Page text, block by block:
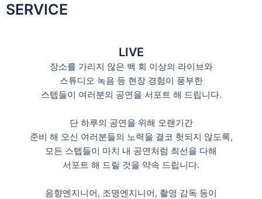
SERVICE
LIVE
장소를 가리지 않은 백 회 이상의 라이브와
스튜디오 녹음 등 현장 경험이 풍부한
스텝들이 여러분의 공연을 서포트 해 드립니다.
단 하루의 공연을 위해 오랜기간
준비 해 오신 여러분들의 노력을 결코 헛되지 않도록,
모든 스텝들이 마치 내 공연처럼 최선을 다해
서포트 해 드릴 것을 약속 드립니다.
음향엔지니어, 조명엔지니어, 촬영 감독 등이